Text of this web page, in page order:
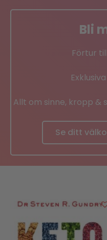
Bli
Förtur
Allt om sinne, kropp &
Se ditt